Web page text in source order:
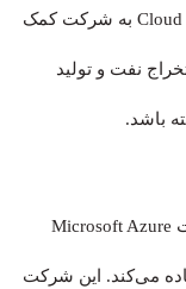
استفاده می‌کند. این نرم‌افزارها به‌همراه Cloud HPC به شرکت کمک
نفت و تولید
باشد.
شرکت Enel از Power BI و Cloud HPC شرکت Microsoft Azure
می‌کند. این شرکت